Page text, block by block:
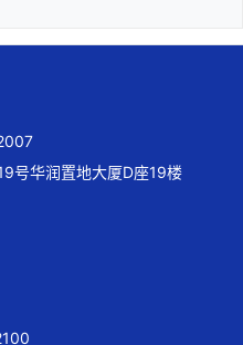
号华润置地大厦D座19楼